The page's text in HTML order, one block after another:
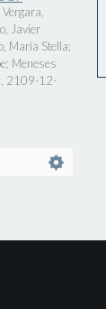
Javier
María Stella;
; Meneses
2109-12-